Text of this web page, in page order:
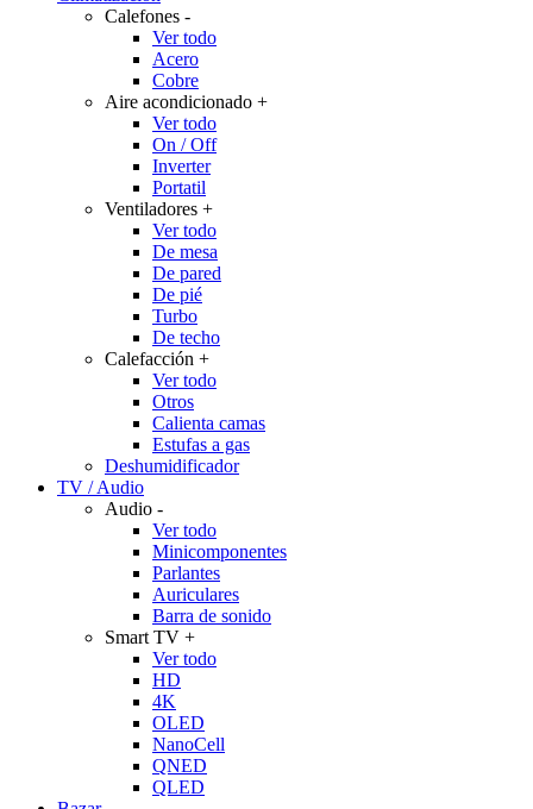
Calefones -
Ver todo
Acero
Cobre
Aire acondicionado +
Ver todo
On / Off
Inverter
Portatil
Ventiladores +
Ver todo
De mesa
De pared
De pié
Turbo
De techo
Calefacción +
Ver todo
Otros
Calienta camas
Estufas a gas
Deshumidificador
TV / Audio
Audio -
Ver todo
Minicomponentes
Parlantes
Auriculares
Barra de sonido
Smart TV +
Ver todo
HD
4K
OLED
NanoCell
QNED
QLED